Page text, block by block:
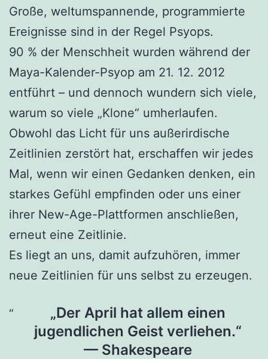
Große, weltumspannende, programmierte
Ereignisse sind in der Regel Psyops.
90 % der Menschheit wurden während der
Maya-Kalender-Psyop am 21. 12. 2012
entführt – und dennoch wundern sich viele,
warum so viele „Klone“ umherlaufen.
Obwohl das Licht für uns außerirdische
Zeitlinien zerstört hat, erschaffen wir jedes
Mal, wenn wir einen Gedanken denken, ein
starkes Gefühl empfinden oder uns einer
ihrer New-Age-Plattformen anschließen,
erneut eine Zeitlinie.
Es liegt an uns, damit aufzuhören, immer
neue Zeitlinien für uns selbst zu erzeugen.
„Der April hat allem einen
jugendlichen Geist verliehen.“
— Shakespeare